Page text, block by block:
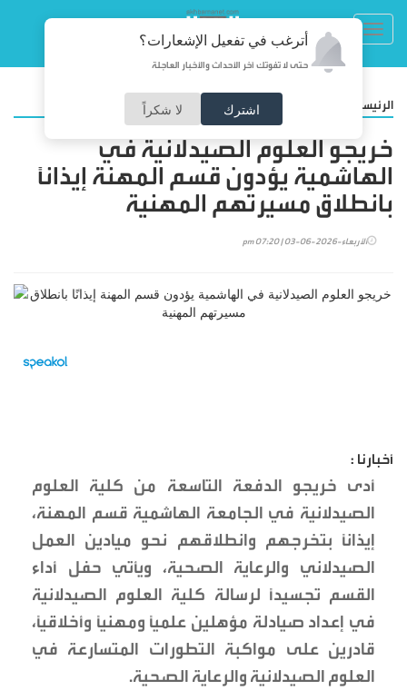
أترغب في تفعيل الإشعارات؟
حتى لا تفوتك آخر الأحداث والأخبار العاجلة
اشترك لا شكراً الرئيسية
خريجو العلوم الصيدلانية في
الهاشمية يؤدون قسم المهنة إيذانًا
بانطلاق مسيرتهم المهنية
الأربعاء-2026-06-03 | 07:20 pm
أخبارنا :
أدى خريجو الدفعة التاسعة من كلية العلوم
الصيدلانية في الجامعة الهاشمية قسم المهنة،
إيذانًا بتخرجهم وانطلاقهم نحو ميادين العمل
الصيدلاني والرعاية الصحية، ويأتي حفل أداء
القسم تجسيدًا لرسالة كلية العلوم الصيدلانية
في إعداد صيادلة مؤهلين علميًا ومهنيًا وأخلاقيًا،
قادرين على مواكبة التطورات المتسارعة في
العلوم الصيدلانية والرعاية الصحية.